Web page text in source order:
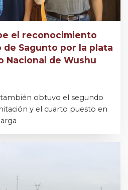
el reconocimiento
Sagunto por la plata
Nacional de Wushu
obtuvo el segundo
y el cuarto puesto en